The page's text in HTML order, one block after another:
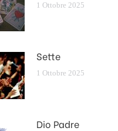
1 Ottobre 2025
Sette
1 Ottobre 2025
Dio Padre